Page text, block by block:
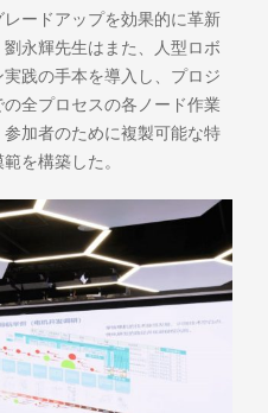
ードアップを効果的に革新
永輝先生はまた、人型ロボ
践の手本を導入し、プロジ
全プロセスの各ノード作業
加者のために複製可能な特
を構築した。